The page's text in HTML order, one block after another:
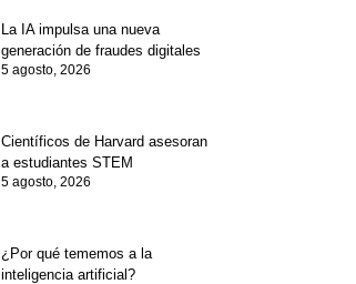
La IA impulsa una nueva
generación de fraudes digitales
5 agosto, 2026
Científicos de Harvard asesoran
a estudiantes STEM
5 agosto, 2026
¿Por qué tememos a la
inteligencia artificial?